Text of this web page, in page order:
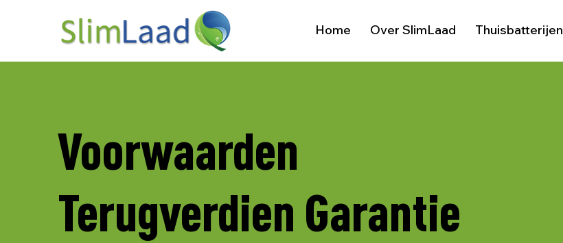
Home Over SlimLaad Thuisbatterijen
Voorwaarden
Terugverdien Garantie